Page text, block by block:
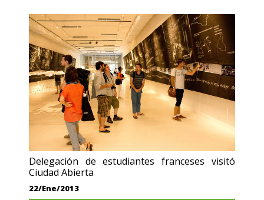
Delegación de estudiantes franceses visitó
Ciudad Abierta
22/Ene/2013